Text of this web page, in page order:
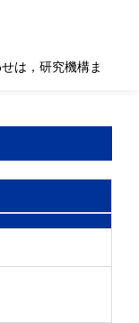
は，研究機構ま